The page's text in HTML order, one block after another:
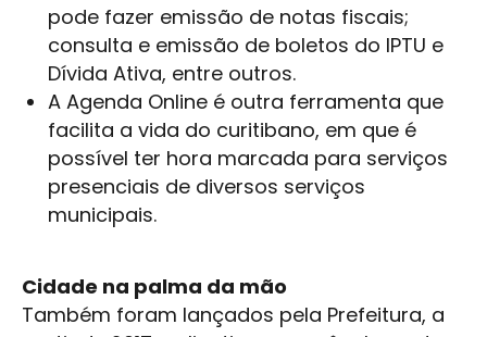
pode fazer emissão de notas fiscais;
consulta e emissão de boletos do IPTU e
Dívida Ativa, entre outros.
A Agenda Online é outra ferramenta que
facilita a vida do curitibano, em que é
possível ter hora marcada para serviços
presenciais de diversos serviços
municipais.
Cidade na palma da mão
Também foram lançados pela Prefeitura, a